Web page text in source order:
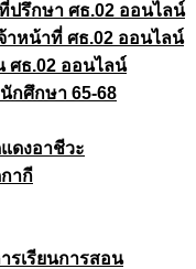
ปรึกษา ศธ.02 ออนไลน์
าหน้าที่ ศธ.02 ออนไลน์
ศธ.02 ออนไลน์
กศึกษา 65-68
ดงอาชีวะ
ากี
เรียนการสอน